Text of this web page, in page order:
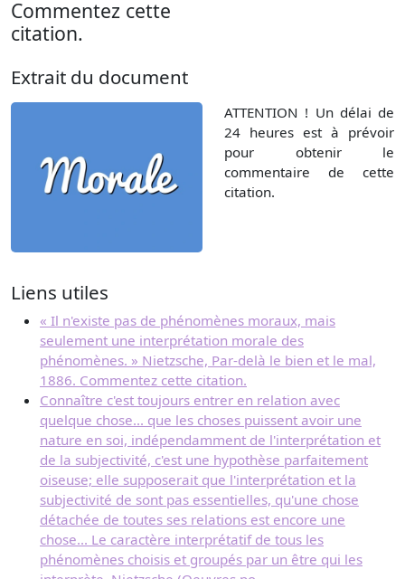
Commentez cette
citation.
Extrait du document
ATTENTION ! Un délai de
24 heures est à prévoir
pour obtenir le
commentaire de cette
citation.
Liens utiles
« Il n'existe pas de phénomènes moraux, mais
seulement une interprétation morale des
phénomènes. » Nietzsche, Par-delà le bien et le mal,
1886. Commentez cette citation.
Connaître c'est toujours entrer en relation avec
quelque chose... que les choses puissent avoir une
nature en soi, indépendamment de l'interprétation et
de la subjectivité, c'est une hypothèse parfaitement
oiseuse; elle supposerait que l'interprétation et la
subjectivité de sont pas essentielles, qu'une chose
détachée de toutes ses relations est encore une
chose... Le caractère interprétatif de tous les
phénomènes choisis et groupés par un être qui les